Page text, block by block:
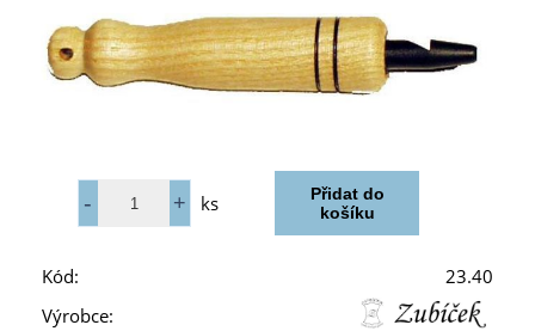
ks
Kód:
23.40
Výrobce: